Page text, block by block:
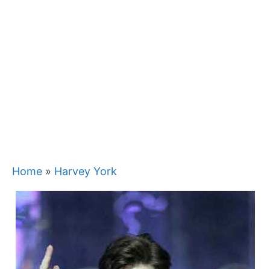
Home » Harvey York